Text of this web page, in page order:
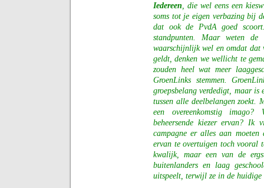
Iedereen, die wel eens een
soms tot je eigen verbazing bij
dat ook de PvdA goed
standpunten. Maar weten de
waarschijnlijk wel en omdat dat
geldt, denken we wellicht te
zouden heel wat meer
GroenLinks stemmen.
groepsbelang verdedigt, maar
tussen alle deelbelangen zoekt.
een overeenkomstig
beheersende kiezer ervan?
campagne er alles aan
ervan te overtuigen toch vooral
kwalijk, maar een van de
buitenlanders en laag
uitspeelt, terwijl ze in de